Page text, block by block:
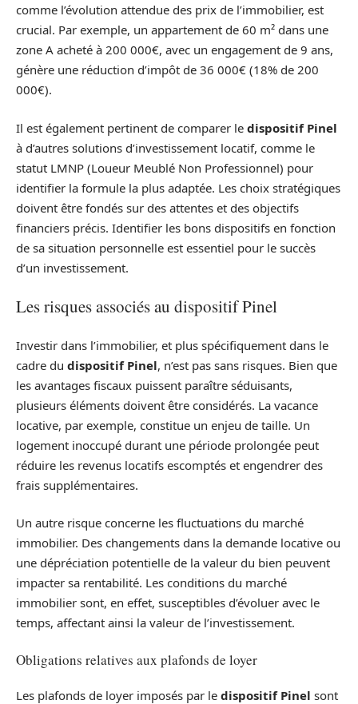
comme l’évolution attendue des prix de l’immobilier, est
crucial. Par exemple, un appartement de 60 m² dans une
zone A acheté à 200 000€, avec un engagement de 9 ans,
génère une réduction d’impôt de 36 000€ (18% de 200
000€).
Il est également pertinent de comparer le dispositif Pinel
à d’autres solutions d’investissement locatif, comme le
statut LMNP (Loueur Meublé Non Professionnel) pour
identifier la formule la plus adaptée. Les choix stratégiques
doivent être fondés sur des attentes et des objectifs
financiers précis. Identifier les bons dispositifs en fonction
de sa situation personnelle est essentiel pour le succès
d’un investissement.
Les risques associés au dispositif Pinel
Investir dans l’immobilier, et plus spécifiquement dans le
cadre du dispositif Pinel, n’est pas sans risques. Bien que
les avantages fiscaux puissent paraître séduisants,
plusieurs éléments doivent être considérés. La vacance
locative, par exemple, constitue un enjeu de taille. Un
logement inoccupé durant une période prolongée peut
réduire les revenus locatifs escomptés et engendrer des
frais supplémentaires.
Un autre risque concerne les fluctuations du marché
immobilier. Des changements dans la demande locative ou
une dépréciation potentielle de la valeur du bien peuvent
impacter sa rentabilité. Les conditions du marché
immobilier sont, en effet, susceptibles d’évoluer avec le
temps, affectant ainsi la valeur de l’investissement.
Obligations relatives aux plafonds de loyer
Les plafonds de loyer imposés par le dispositif Pinel sont